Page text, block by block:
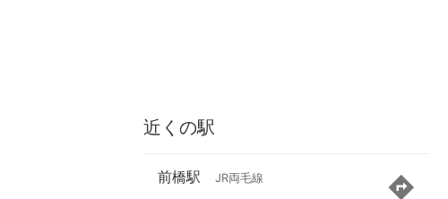
近くの駅
前橋駅 JR両毛線